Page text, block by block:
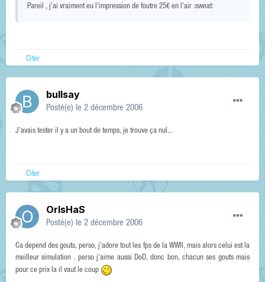
Pareil , j'ai vraiment eu l'impression de foutre 25€ en l'air :sweat:
Citer
bullsay
Posté(e) le 2 décembre 2006
J'avais tester il y a un bout de temps, je trouve ça nul...
Citer
OrIsHaS
Posté(e) le 2 décembre 2006
Ca depend des gouts, perso, j'adore tout les fps de la WWII, mais alors celui est la
meilleur simulation . perso j'aime aussi DoD, donc bon, chacun ses gouts mais
pour ce prix la il vaut le coup